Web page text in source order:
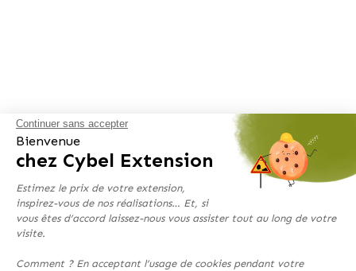
Continuer sans accepter
Bienvenue
chez Cybel Extension
Estimez le prix de votre extension,
inspirez-vous de nos réalisations… Et, si
vous êtes d’accord laissez-nous vous assister tout au long de votre
visite.
Comment ? En acceptant l’usage de cookies pendant votre